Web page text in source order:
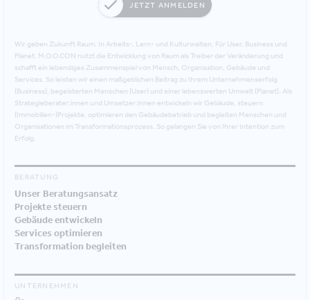
JETZT ANMELDEN
Wir geben Zukunft Raum. In Arbeits-, Lern- und Kulturwelten. Für User, Business und
Planet. M.O.O.CON nutzt die Entwicklung von Raum als Treiber der Veränderung und
schafft ein lebendiges Zusammenspiel von Mensch, Organisation, Gebäude und
Services. So leisten wir einen maßgeblichen Beitrag zu Ihrem Unternehmenserfolg
(Business), begeisterten Menschen (User) und einer lebenswerten Umwelt (Planet). Als
Strategieberater:innen und Umsetzer:innen entwickeln wir Gebäude, steuern
(Immobilien-)Projekte, optimieren den Gebäudebetrieb und begleiten Menschen und
Organisationen im Transformationsprozess. So gelangen Sie von Ihrer Intention zum
Erfolg.
BERATUNG
Unser Beratungsansatz
Projekte steuern
Gebäude entwickeln
Services optimieren
Transformation begleiten
UNTERNEHMEN